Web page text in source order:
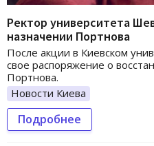
Ректор университета
назначении Портнова
После акции в Киевском
свое распоряжение о
Портнова.
Новости Киева
Подробнее